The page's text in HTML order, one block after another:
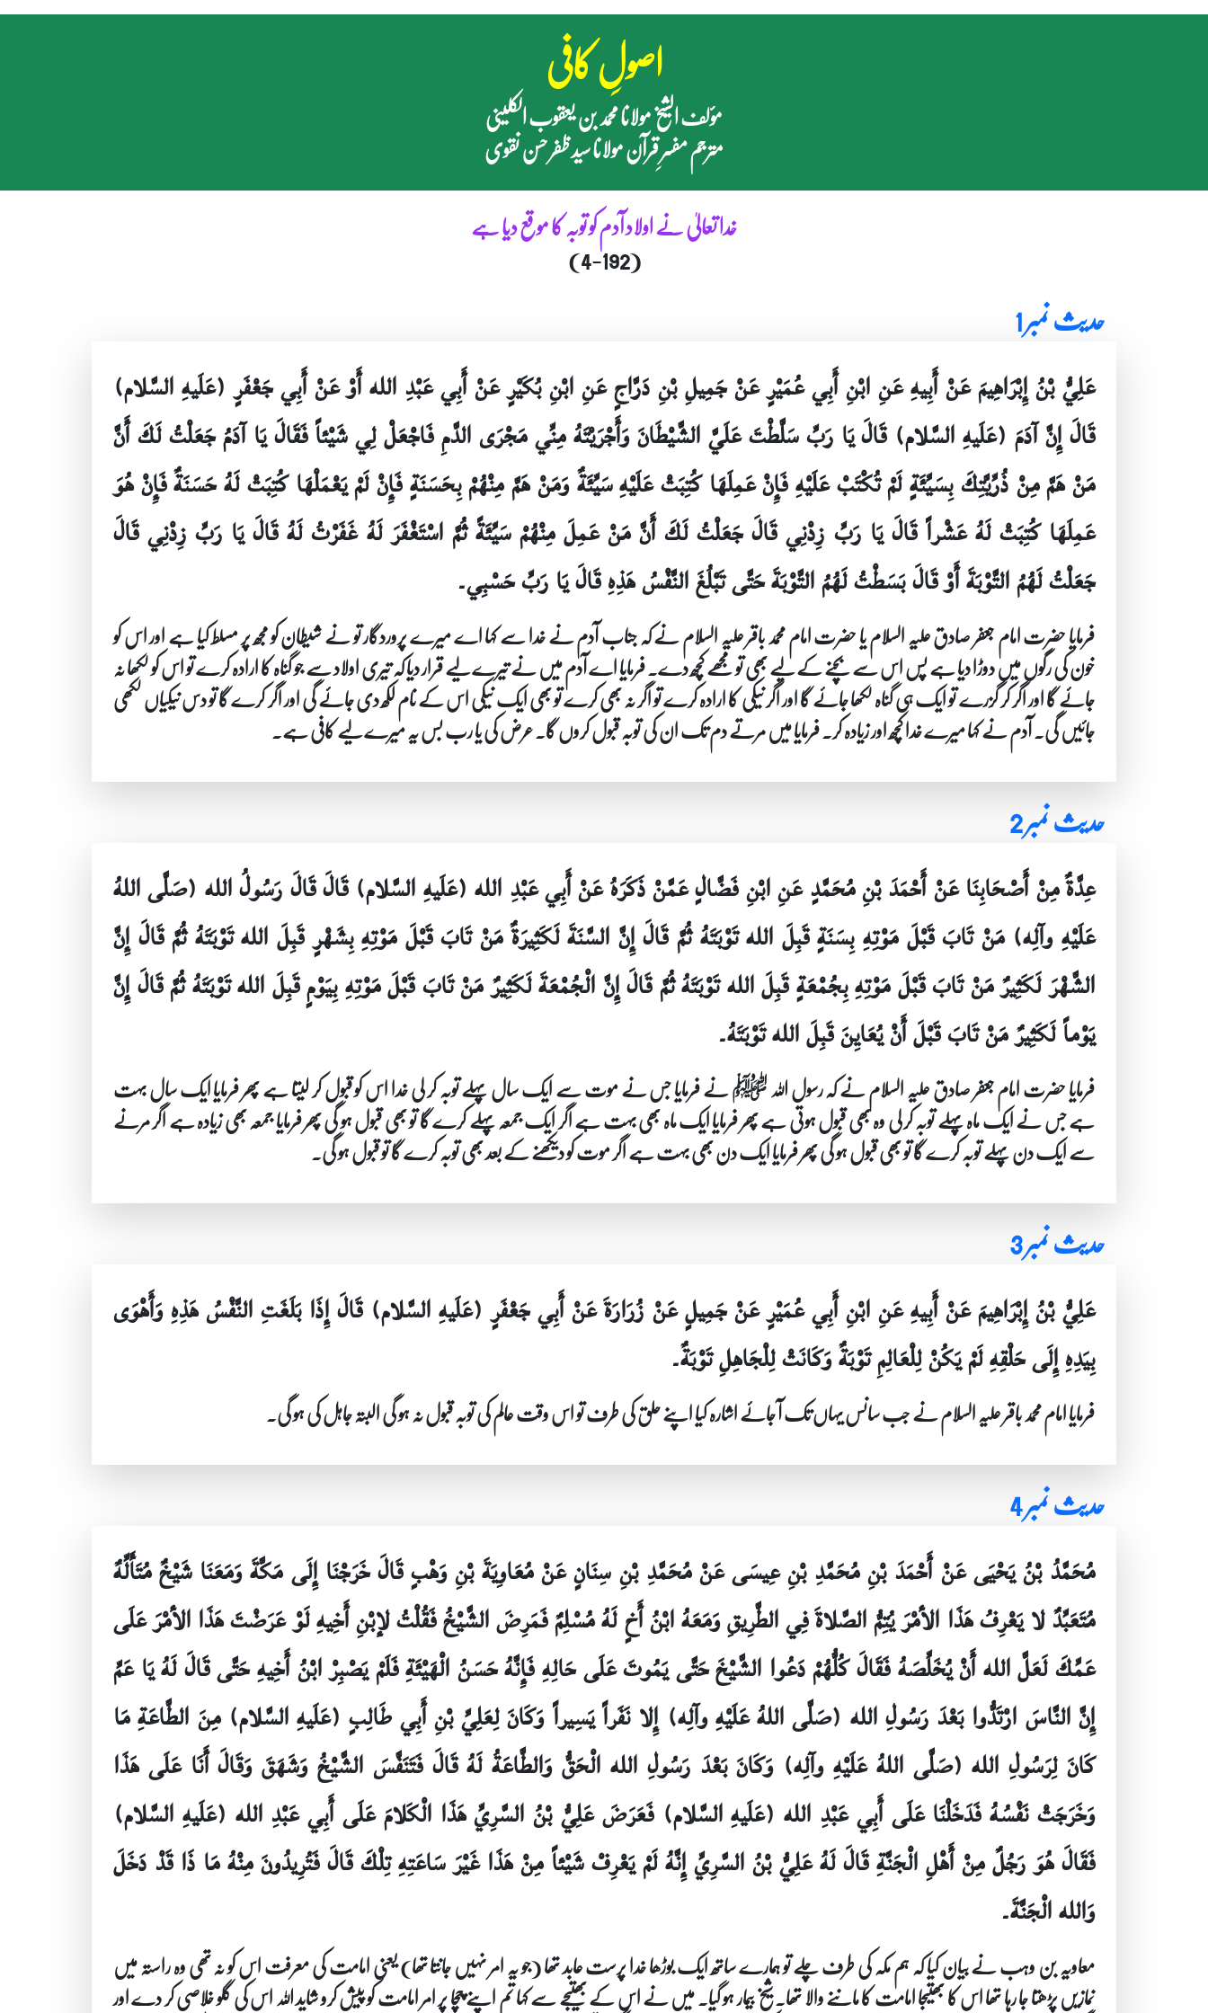
اصولِ کافی
مؤلف الشیخ مولانا محمد بن یعقوب الکلینی
مترجم مفسرِ قرآن مولانا سید ظفر حسن نقوی
خدا تعالیٰ نے اولاد آدم کو توبہ کا موقع دیا ہے
(4-192)
حدیث نمبر 1
عَلِيُّ بْنُ إِبْرَاهِيمَ عَنْ أَبِيهِ عَنِ ابْنِ أَبِي عُمَيْرٍ عَنْ جَمِيلِ بْنِ دَرَّاجٍ عَنِ ابْنِ بُكَيْرٍ عَنْ أَبِي عَبْدِ الله أَوْ عَنْ أَبِي جَعْفَرٍ (عَلَيهِ السَّلام)
قَالَ إِنَّ آدَمَ (عَلَيهِ السَّلام) قَالَ يَا رَبِّ سَلَّطْتَ عَلَيَّ الشَّيْطَانَ وَأَجْرَيْتَهُ مِنِّي مَجْرَى الدَّمِ فَاجْعَلْ لِي شَيْئاً فَقَالَ يَا آدَمُ جَعَلْتُ لَكَ أَنَّ
مَنْ هَمَّ مِنْ ذُرِّيَّتِكَ بِسَيِّئَةٍ لَمْ تُكْتَبْ عَلَيْهِ فَإِنْ عَمِلَهَا كُتِبَتْ عَلَيْهِ سَيِّئَةٌ وَمَنْ هَمَّ مِنْهُمْ بِحَسَنَةٍ فَإِنْ لَمْ يَعْمَلْهَا كُتِبَتْ لَهُ حَسَنَةٌ فَإِنْ هُوَ
عَمِلَهَا كُتِبَتْ لَهُ عَشْراً قَالَ يَا رَبِّ زِدْنِي قَالَ جَعَلْتُ لَكَ أَنَّ مَنْ عَمِلَ مِنْهُمْ سَيِّئَةً ثُمَّ اسْتَغْفَرَ لَهُ غَفَرْتُ لَهُ قَالَ يَا رَبِّ زِدْنِي قَالَ
جَعَلْتُ لَهُمُ التَّوْبَةَ أَوْ قَالَ بَسَطْتُ لَهُمُ التَّوْبَةَ حَتَّى تَبْلُغَ النَّفْسُ هَذِهِ قَالَ يَا رَبِّ حَسْبِي۔
فرمایا حضرت امام جعفر صادق علیہ السلام یا حضرت امام محمد باقر علیہ السلام نے کہ جناب آدم نے خدا سے کہا اے میرے پروردگار تو نے شیطان کو مجھ پر مسلط کیا ہے اور اس کو
خون کی رگوں میں دوڑا دیا ہے پس اس سے بچنے کے لیے بھی تو مجھے کچھ دے۔ فرمایا اے آدم میں نے تیرے لیے قرار دیا کہ تیری اولاد سے جو گناہ کا ارادہ کرے تو اس کو لکھا نہ
جائے گا اور اگر کر گزرے تو ایک ہی گناہ لکھا جائے گا اور اگر نیکی کا ارادہ کرے تو اگر نہ بھی کرے تو بھی ایک نیکی اس کے نام لکھ دی جائے گی اور اگر کرے گا تو دس نیکیاں لکھی
جائیں گی۔ آدم نے کہا میرے خدا کچھ اور زیادہ کر۔ فرمایا میں مرتے دم تک ان کی توبہ قبول کروں گا۔ عرض کی یا رب بس یہ میرے لیے کافی ہے۔
حدیث نمبر 2
عِدَّةٌ مِنْ أَصْحَابِنَا عَنْ أَحْمَدَ بْنِ مُحَمَّدٍ عَنِ ابْنِ فَضَّالٍ عَمَّنْ ذَكَرَهُ عَنْ أَبِي عَبْدِ الله (عَلَيهِ السَّلام) قَالَ قَالَ رَسُولُ الله (صَلَّى اللهُ
عَلَيْهِ وآلِه) مَنْ تَابَ قَبْلَ مَوْتِهِ بِسَنَةٍ قَبِلَ الله تَوْبَتَهُ ثُمَّ قَالَ إِنَّ السَّنَةَ لَكَثِيرَةٌ مَنْ تَابَ قَبْلَ مَوْتِهِ بِشَهْرٍ قَبِلَ الله تَوْبَتَهُ ثُمَّ قَالَ إِنَّ
الشَّهْرَ لَكَثِيرٌ مَنْ تَابَ قَبْلَ مَوْتِهِ بِجُمْعَةٍ قَبِلَ الله تَوْبَتَهُ ثُمَّ قَالَ إِنَّ الْجُمْعَةَ لَكَثِيرٌ مَنْ تَابَ قَبْلَ مَوْتِهِ بِيَوْمٍ قَبِلَ الله تَوْبَتَهُ ثُمَّ قَالَ إِنَّ
يَوْماً لَكَثِيرٌ مَنْ تَابَ قَبْلَ أَنْ يُعَايِنَ قَبِلَ الله تَوْبَتَهُ۔
فرمایا حضرت امام جعفر صادق علیہ السلام نے کہ رسول اللہ ﷺ نے فرمایا جس نے موت سے ایک سال پہلے توبہ کر لی خدا اس کو قبول کر لیتا ہے پھر فرمایا ایک سال بہت
ہے جس نے ایک ماہ پہلے توبہ کر لی وہ بھی قبول ہوتی ہے پھر فرمایا ایک ماہ بھی بہت ہے اگر ایک جمعہ پہلے کرے گا تو بھی قبول ہو گی پھر فرمایا جمعہ بھی زیادہ ہے اگر مرنے
سے ایک دن پہلے توبہ کرے گا تو بھی قبول ہو گی پھر فرمایا ایک دن بھی بہت ہے اگر موت کو دیکھنے کے بعد بھی توبہ کرے گا تو قبول ہو گی۔
حدیث نمبر 3
عَلِيُّ بْنُ إِبْرَاهِيمَ عَنْ أَبِيهِ عَنِ ابْنِ أَبِي عُمَيْرٍ عَنْ جَمِيلٍ عَنْ زُرَارَةَ عَنْ أَبِي جَعْفَرٍ (عَلَيهِ السَّلام) قَالَ إِذَا بَلَغَتِ النَّفْسُ هَذِهِ وَأَهْوَى
بِيَدِهِ إِلَى حَلْقِهِ لَمْ يَكُنْ لِلْعَالِمِ تَوْبَةٌ وَكَانَتْ لِلْجَاهِلِ تَوْبَةٌ۔
فرمایا امام محمد باقر علیہ السلام نے جب سانس یہاں تک آ جائے اشارہ کیا اپنے حلق کی طرف تو اس وقت عالم کی توبہ قبول نہ ہو گی البتہ جاہل کی ہو گی۔
حدیث نمبر 4
مُحَمَّدُ بْنُ يَحْيَى عَنْ أَحْمَدَ بْنِ مُحَمَّدِ بْنِ عِيسَى عَنْ مُحَمَّدِ بْنِ سِنَانٍ عَنْ مُعَاوِيَةَ بْنِ وَهْبٍ قَالَ خَرَجْنَا إِلَى مَكَّةَ وَمَعَنَا شَيْخٌ مُتَأَلِّهٌ
مُتَعَبِّدٌ لا يَعْرِفُ هَذَا الأمْرَ يُتِمُّ الصَّلاةَ فِي الطَّرِيقِ وَمَعَهُ ابْنُ أَخٍ لَهُ مُسْلِمٌ فَمَرِضَ الشَّيْخُ فَقُلْتُ لإبْنِ أَخِيهِ لَوْ عَرَضْتَ هَذَا الأمْرَ عَلَى
عَمِّكَ لَعَلَّ الله أَنْ يُخَلِّصَهُ فَقَالَ كُلُّهُمْ دَعُوا الشَّيْخَ حَتَّى يَمُوتَ عَلَى حَالِهِ فَإِنَّهُ حَسَنُ الْهَيْئَةِ فَلَمْ يَصْبِرْ ابْنُ أَخِيهِ حَتَّى قَالَ لَهُ يَا عَمِّ
إِنَّ النَّاسَ ارْتَدُّوا بَعْدَ رَسُولِ الله (صَلَّى اللهُ عَلَيْهِ وآلِه) إِلا نَفَراً يَسِيراً وَكَانَ لِعَلِيِّ بْنِ أَبِي طَالِبٍ (عَلَيهِ السَّلام) مِنَ الطَّاعَةِ مَا
كَانَ لِرَسُولِ الله (صَلَّى اللهُ عَلَيْهِ وآلِه) وَكَانَ بَعْدَ رَسُولِ الله الْحَقُّ وَالطَّاعَةُ لَهُ قَالَ فَتَنَفَّسَ الشَّيْخُ وَشَهَقَ وَقَالَ أَنَا عَلَى هَذَا
وَخَرَجَتْ نَفْسُهُ فَدَخَلْنَا عَلَى أَبِي عَبْدِ الله (عَلَيهِ السَّلام) فَعَرَضَ عَلِيُّ بْنُ السَّرِيِّ هَذَا الْكَلامَ عَلَى أَبِي عَبْدِ الله (عَلَيهِ السَّلام)
فَقَالَ هُوَ رَجُلٌ مِنْ أَهْلِ الْجَنَّةِ قَالَ لَهُ عَلِيُّ بْنُ السَّرِيِّ إِنَّهُ لَمْ يَعْرِفْ شَيْئاً مِنْ هَذَا غَيْرَ سَاعَتِهِ تِلْكَ قَالَ فَتُرِيدُونَ مِنْهُ مَا ذَا قَدْ دَخَلَ
وَالله الْجَنَّةَ۔
معاویہ بن وہب نے بیان کیا کہ ہم مکہ کی طرف چلے تو ہمارے ساتھ ایک بوڑھا خدا پرست عابد تھا (جو یہ امر نہیں جانتا تھا) یعنی امامت کی معرفت اس کو نہ تھی وہ راستہ میں
نمازیں پڑھتا جا رہا تھا اس کا بھتیجا امامت کا ماننے والا تھا۔ شیخ بیمار ہو گیا۔ میں نے اس کے بھتیجے سے کہا تم اپنے چچا پر امر امامت کو پیش کرو شاید اللہ اس کی گلو خلاصی کر دے اور